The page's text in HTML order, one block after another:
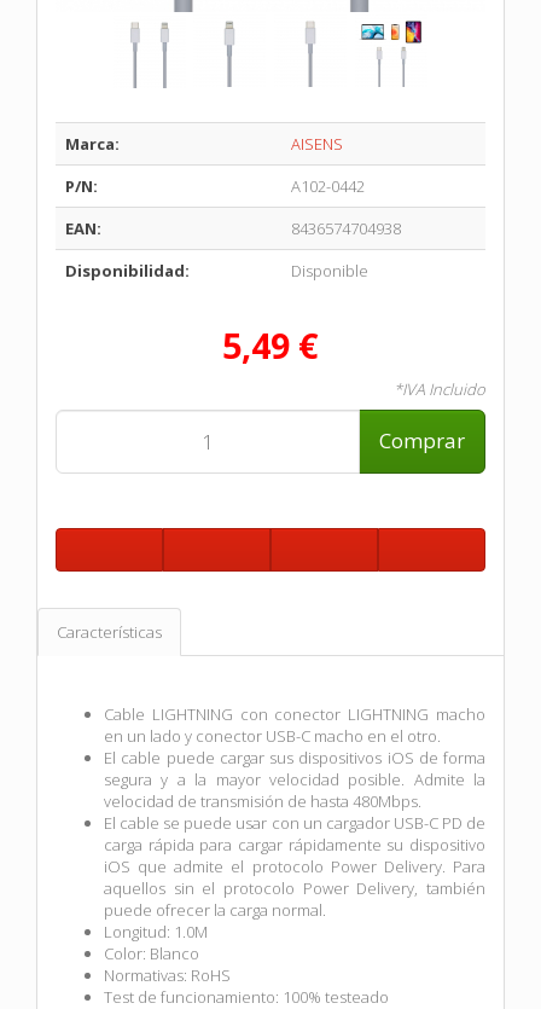
Marca:
AISENS
P/N:
A102-0442
EAN:
8436574704938
Disponibilidad:
Disponible
5,49 €
*IVA Incluido
Comprar
Características
Cable LIGHTNING con conector LIGHTNING macho
en un lado y conector USB-C macho en el otro.
El cable puede cargar sus dispositivos iOS de forma
segura y a la mayor velocidad posible. Admite la
velocidad de transmisión de hasta 480Mbps.
El cable se puede usar con un cargador USB-C PD de
carga rápida para cargar rápidamente su dispositivo
iOS que admite el protocolo Power Delivery. Para
aquellos sin el protocolo Power Delivery, también
puede ofrecer la carga normal.
Longitud: 1.0M
Color: Blanco
Normativas: RoHS
Test de funcionamiento: 100% testeado